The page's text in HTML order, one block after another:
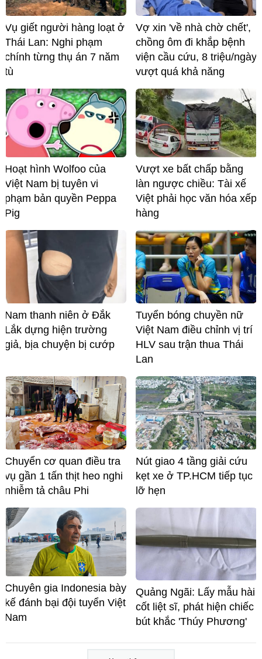
Vụ giết người hàng loạt ở
Thái Lan: Nghi phạm
chính từng thụ án 7 năm
tù
Vợ xin 'về nhà chờ chết',
chồng ôm đi khắp bệnh
viện cầu cứu, 8 triệu/ngày
vượt quá khả năng
Hoạt hình Wolfoo của
Việt Nam bị tuyên vi
phạm bản quyền Peppa
Pig
Vượt xe bất chấp bằng
làn ngược chiều: Tài xế
Việt phải học văn hóa xếp
hàng
Nam thanh niên ở Đắk
Lắk dựng hiện trường
giả, bịa chuyện bị cướp
Tuyển bóng chuyền nữ
Việt Nam điều chỉnh vị trí
HLV sau trận thua Thái
Lan
Chuyển cơ quan điều tra
vụ gần 1 tấn thịt heo nghi
nhiễm tả châu Phi
Nút giao 4 tầng giải cứu
kẹt xe ở TP.HCM tiếp tục
lỡ hẹn
Chuyên gia Indonesia bày
kế đánh bại đội tuyển Việt
Nam
Quảng Ngãi: Lấy mẫu hài
cốt liệt sĩ, phát hiện chiếc
bút khắc 'Thúy Phương'